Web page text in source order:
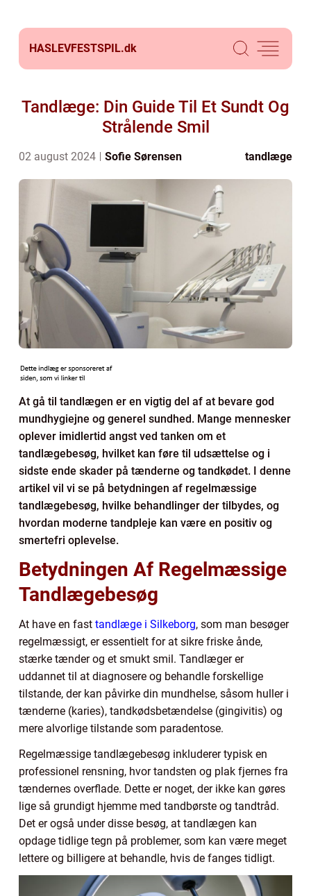
HASLEVFESTSPIL.dk
Tandlæge: Din Guide Til Et Sundt Og
Strålende Smil
02 august 2024 Sofie Sørensen tandlæge
At gå til tandlægen er en vigtig del af at bevare god
mundhygiejne og generel sundhed. Mange mennesker
oplever imidlertid angst ved tanken om et
tandlægebesøg, hvilket kan føre til udsættelse og i
sidste ende skader på tænderne og tandkødet. I denne
artikel vil vi se på betydningen af regelmæssige
tandlægebesøg, hvilke behandlinger der tilbydes, og
hvordan moderne tandpleje kan være en positiv og
smertefri oplevelse.
Betydningen Af Regelmæssige
Tandlægebesøg
At have en fast tandlæge i Silkeborg, som man besøger
regelmæssigt, er essentielt for at sikre friske ånde,
stærke tænder og et smukt smil. Tandlæger er
uddannet til at diagnosere og behandle forskellige
tilstande, der kan påvirke din mundhelse, såsom huller i
tænderne (karies), tandkødsbetændelse (gingivitis) og
mere alvorlige tilstande som paradentose.
Regelmæssige tandlægebesøg inkluderer typisk en
professionel rensning, hvor tandsten og plak fjernes fra
tændernes overflade. Dette er noget, der ikke kan gøres
lige så grundigt hjemme med tandbørste og tandtråd.
Det er også under disse besøg, at tandlægen kan
opdage tidlige tegn på problemer, som kan være meget
lettere og billigere at behandle, hvis de fanges tidligt.